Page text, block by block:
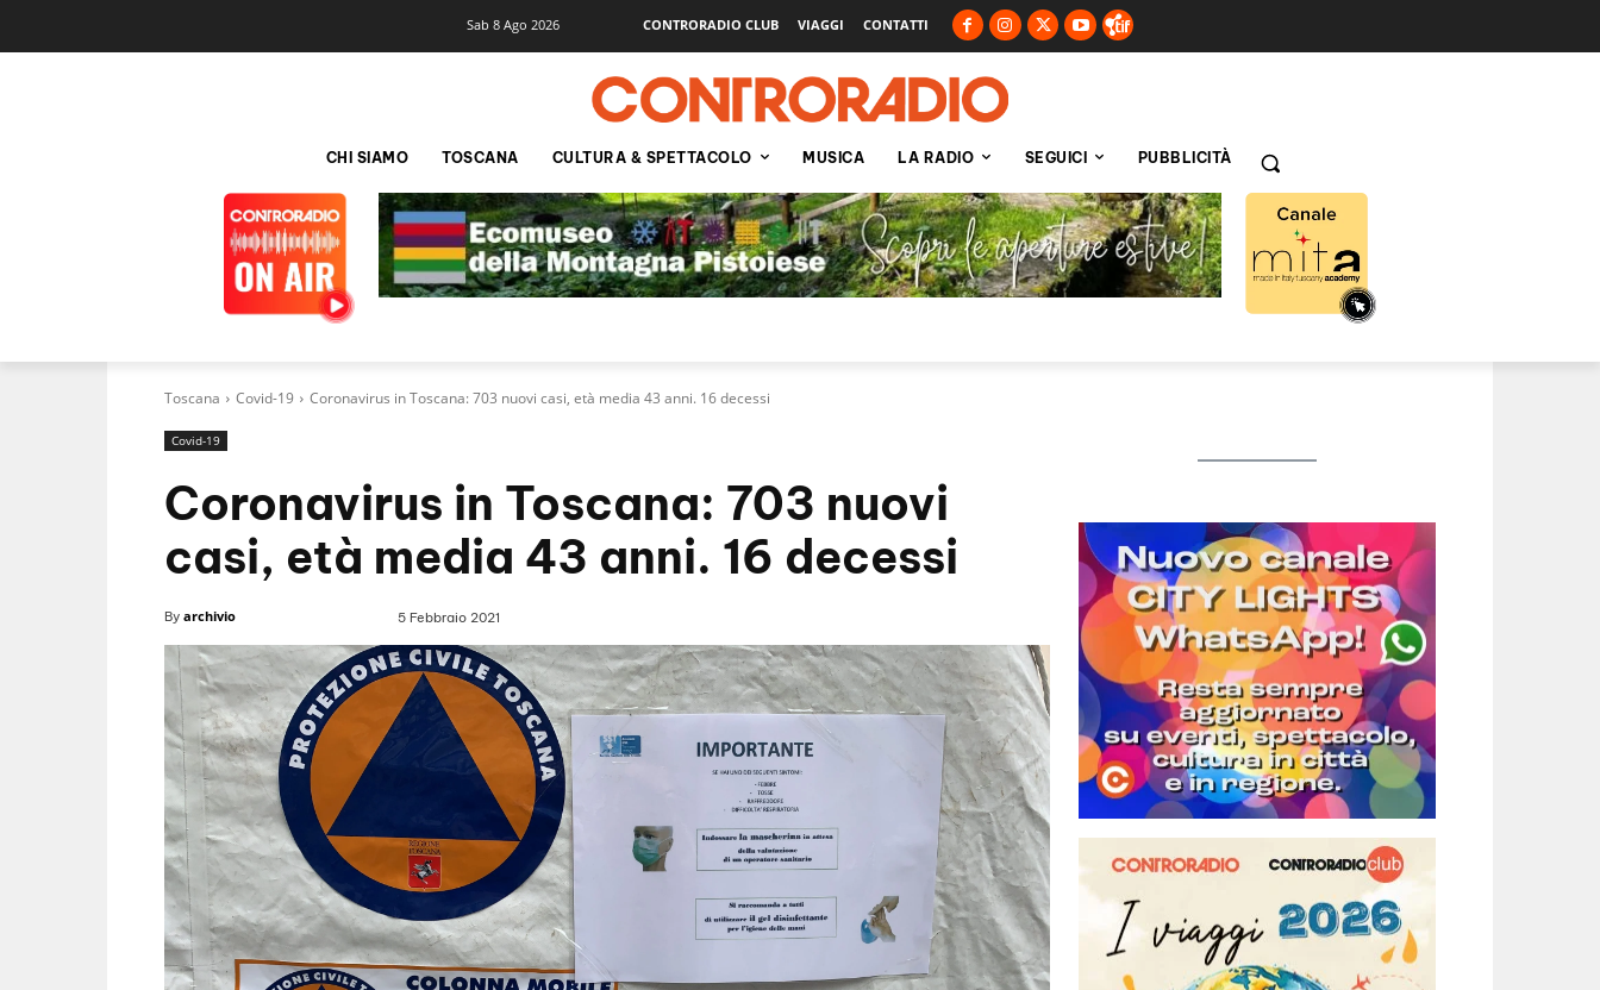
Sab 8 Ago 2026 CONTRORADIO CLUB VIAGGI CONTATTI
CHI SIAMO TOSCANA CULTURA & SPETTACOLO MUSICA LA RADIO SEGUICI PUBBLICITÀ
Toscana Covid-19 Coronavirus in Toscana: 703 nuovi casi, età media 43 anni. 16 decessi
Covid-19
Coronavirus in Toscana: 703 nuovi
casi, età media 43 anni. 16 decessi
By archivio 5 Febbraio 2021